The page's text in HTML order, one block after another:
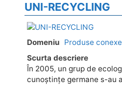
UNI-RECYCLING
Domeniu Produse conexe
Scurta descriere
În 2005, un grup de
cunoștințe germane s-au